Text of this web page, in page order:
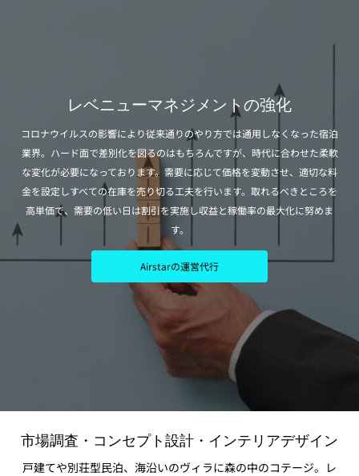
レベニューマネジメントの強化
コロナウイルスの影響により従来通りのやり方では通用しなくなった宿泊
業界。ハード面で差別化を図るのはもちろんですが、時代に合わせた柔軟
な変化が必要になっております。需要に応じて価格を変動させ、適切な料
金を設定しすべての在庫を売り切る工夫を行います。取れるべきところを
高単価で、需要の低い日は割引を実施し収益と稼働率の最大化に努めま
す。
Airstarの運営代行
市場調査・コンセプト設計・インテリアデザイン
戸建てや別荘型民泊、海沿いのヴィラに森の中のコテージ。レ